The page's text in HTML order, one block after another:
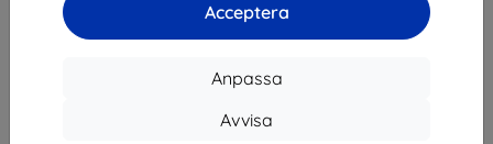
Acceptera
Anpassa
Avvisa